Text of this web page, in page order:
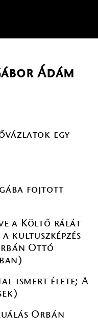
Ádám
egy
fojtott
a Költő rálát
kultuszképzés
Ottó
ismert élete; A
Orbán